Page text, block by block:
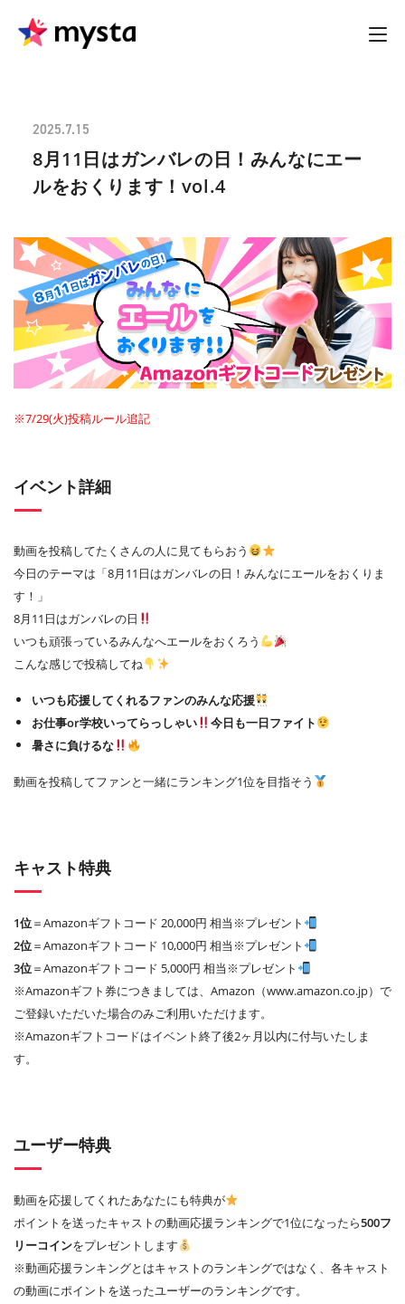
2025.7.15
8月11日はガンバレの日！みんなにエー
ルをおくります！vol.4
※7/29(火)投稿ルール追記
イベント詳細
動画を投稿してたくさんの人に見てもらおう
今日のテーマは「8月11日はガンバレの日！みんなにエールをおくりま
す！」
8月11日はガンバレの日
いつも頑張っているみんなへエールをおくろう
こんな感じで投稿してね
いつも応援してくれるファンのみんな応援
お仕事or学校いってらっしゃい
今日も一日ファイト
暑さに負けるな
動画を投稿してファンと一緒にランキング1位を目指そう
キャスト特典
1位＝Amazonギフトコード 20,000円 相当※プレゼント
2位＝Amazonギフトコード 10,000円 相当※プレゼント
3位＝Amazonギフトコード 5,000円 相当※プレゼント
※Amazonギフト券につきましては、Amazon（www.amazon.co.jp）で
ご登録いただいた場合のみご利用いただけます。
※Amazonギフトコードはイベント終了後2ヶ月以内に付与いたしま
す。
ユーザー特典
動画を応援してくれたあなたにも特典が
ポイントを送ったキャストの動画応援ランキングで1位になったら500フ
リーコインをプレゼントします
※動画応援ランキングとはキャストのランキングではなく、各キャスト
の動画にポイントを送ったユーザーのランキングです。